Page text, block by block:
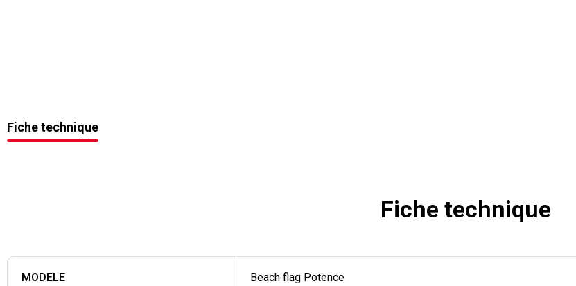
Fiche technique
Fiche technique
MODELE Beach flag Potence